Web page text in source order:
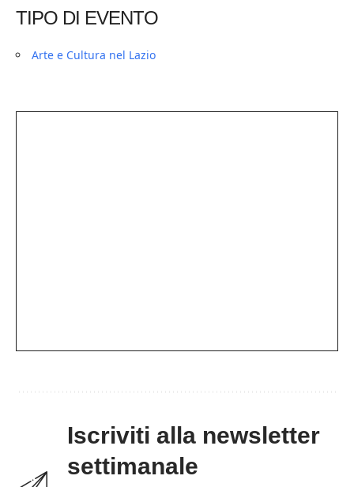
TIPO DI EVENTO
Arte e Cultura nel Lazio
Iscriviti alla newsletter
settimanale